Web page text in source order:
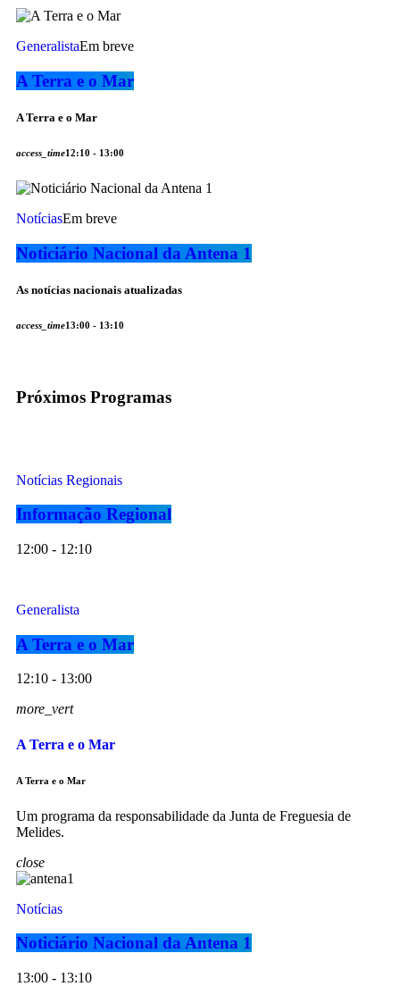
GeneralistaEm breve
A Terra e o Mar
A Terra e o Mar
access_time12:10 - 13:00
NotíciasEm breve
Noticiário Nacional da Antena 1
As notícias nacionais atualizadas
access_time13:00 - 13:10
Próximos Programas
Notícias Regionais
Informação Regional
12:00 - 12:10
Generalista
A Terra e o Mar
12:10 - 13:00
more_vert
A Terra e o Mar
A Terra e o Mar
Um programa da responsabilidade da Junta de Freguesia de
Melides.
close
Notícias
Noticiário Nacional da Antena 1
13:00 - 13:10